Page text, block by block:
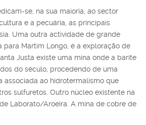
se, na sua maioria, ao sector
e a pecuária, as principais
Uma outra actividade de grande
para Martim Longo, é a exploração de
Justa existe uma mina onde a barite
do século, procedendo de uma
associada ao hidrotermalismo que
sulfuretos. Outro núcleo existente na
Laborato/Aroeira. A mina de cobre de